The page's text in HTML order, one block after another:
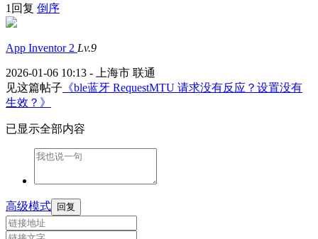
1回复 倒序
App Inventor 2 Lv.9
2026-01-06 10:13 - 上海市 联通
见这篇帖子 《ble蓝牙 RequestMTU 请求没有反应？设置没有
生效？》
已显示全部内容
高级模式 回复